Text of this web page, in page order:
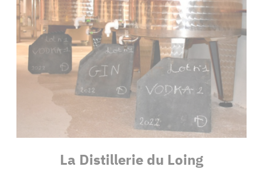
La Distillerie du Loing